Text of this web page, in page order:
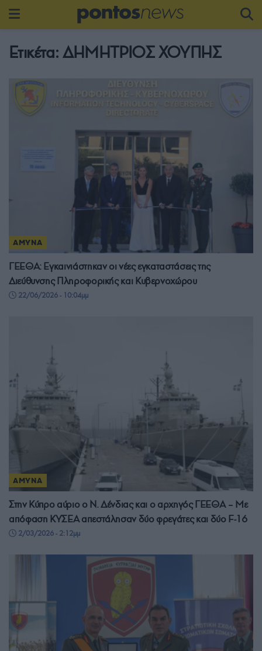
Ετικέτα: ΔΗΜΗΤΡΙΟΣ ΧΟΥΠΗΣ
ΑΜΥΝΑ
ΓΕΕΘΑ: Εγκαινιάστηκαν οι νέες εγκαταστάσεις της
Διεύθυνσης Πληροφορικής και Κυβερνοχώρου
22/06/2026 - 10:04μμ
ΑΜΥΝΑ
Στην Κύπρο αύριο ο Ν. Δένδιας και ο αρχηγός ΓΕΕΘΑ – Με
απόφαση ΚΥΣΕΑ απεστάλησαν δύο φρεγάτες και δύο F-16
2/03/2026 - 2:12μμ